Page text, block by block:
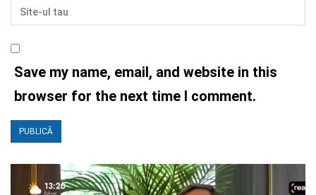
Save my name, email, and website in this
browser for the next time I comment.